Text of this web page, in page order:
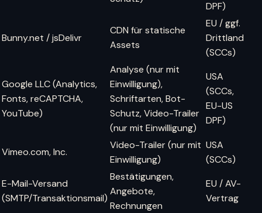
DPF)
Bunny.net / jsDelivr
CDN für statische
Assets
EU / ggf.
Drittland
(SCCs)
Google LLC (Analytics,
Fonts, reCAPTCHA,
YouTube)
Analyse (nur mit
Einwilligung),
Schriftarten, Bot-
Schutz, Video-Trailer
(nur mit Einwilligung)
USA
(SCCs,
EU-US
DPF)
Vimeo.com, Inc.
Video-Trailer (nur mit
Einwilligung)
USA
(SCCs)
E-Mail-Versand
(SMTP/Transaktionsmail)
Bestätigungen,
Angebote,
Rechnungen
EU / AV-
Vertrag